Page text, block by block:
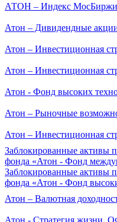
АТОН – Индекс МосБиржи
Атон – Дивидендные
Атон – Инвестиционная
Атон – Инвестиционная
Атон - Фонд высоких
Атон – Рыночные
Атон – Инвестиционная
Заблокированные активы
фонда «Атон - Фонд
Заблокированные активы
фонда «Атон - Фонд
Атон – Валютная
Атон - Стратегия жизни.